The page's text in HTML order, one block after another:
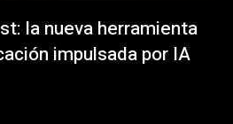
la nueva herramienta
impulsada por IA